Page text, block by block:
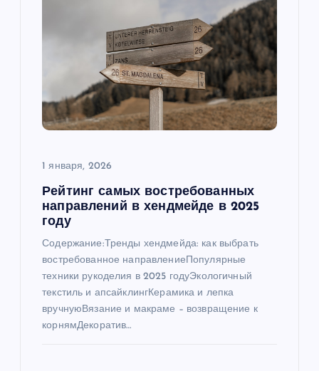
1 января, 2026
Рейтинг самых востребованных
направлений в хендмейде в 2025
году
Содержание:Тренды хендмейда: как выбрать
востребованное направлениеПопулярные
техники рукоделия в 2025 годуЭкологичный
текстиль и апсайклингКерамика и лепка
вручнуюВязание и макраме – возвращение к
корнямДекоратив…